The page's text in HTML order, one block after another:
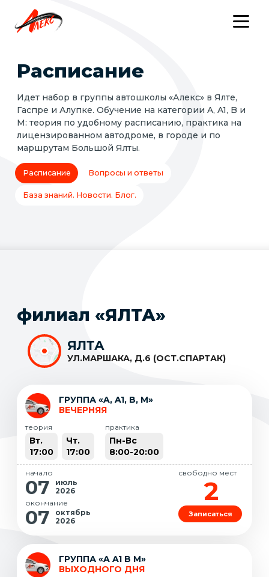
Расписание
Идет набор в группы автошколы «Алекс» в Ялте,
Гаспре и Алупке. Обучение на категории A, A1, B и
M: теория по удобному расписанию, практика на
лицензированном автодроме, в городе и по
маршрутам Большой Ялты.
Расписание Вопросы и ответы
База знаний. Новости. Блог.
филиал «ЯЛТА»
ЯЛТА
УЛ.МАРШАКА, Д.6 (ОСТ.СПАРТАК)
ГРУППА «A, A1, B, M»
ВЕЧЕРНЯЯ
теория
Вт.
17:00
Чт.
17:00
практика
Пн-Вс
8:00-20:00
начало
07
июль
2026
окончание
07
октябрь
2026
свободно мест
2
Записаться
ГРУППА «A A1 B M»
ВЫХОДНОГО ДНЯ